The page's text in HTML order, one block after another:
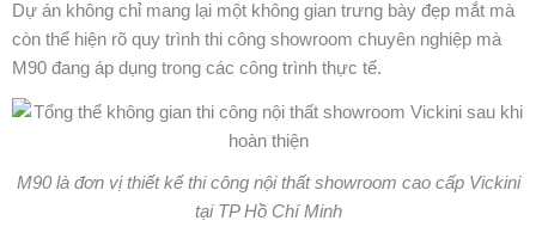
Dự án không chỉ mang lại một không gian trưng bày đẹp mắt mà
còn thể hiện rõ quy trình thi công showroom chuyên nghiệp mà
M90 đang áp dụng trong các công trình thực tế.
M90 là đơn vị thiết kế thi công nội thất showroom cao cấp Vickini
tại TP Hồ Chí Minh